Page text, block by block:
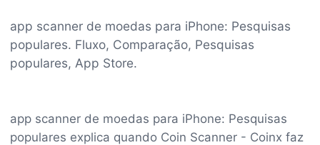
app scanner de moedas para iPhone: Pesquisas
populares. Fluxo, Comparação, Pesquisas
populares, App Store.
app scanner de moedas para iPhone: Pesquisas
populares explica quando Coin Scanner - Coinx faz